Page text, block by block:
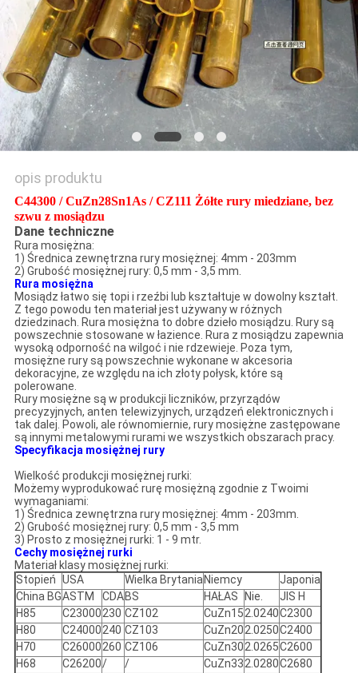
PRIVACY
POLICY
opis produktu
C44300 / CuZn28Sn1As / CZ111 Żółte rury miedziane, bez
szwu z mosiądzu
Dane techniczne
Rura mosiężna:
1) Średnica zewnętrzna rury mosiężnej: 4mm - 203mm
2) Grubość mosiężnej rury: 0,5 mm - 3,5 mm.
Rura mosiężna
Mosiądz łatwo się topi i rzeźbi lub kształtuje w dowolny kształt.
Z tego powodu ten materiał jest używany w różnych
dziedzinach. Rura mosiężna to dobre dzieło mosiądzu. Rury są
powszechnie stosowane w łazience. Rura z mosiądzu zapewnia
wysoką odporność na wilgoć i nie rdzewieje. Poza tym,
mosiężne rury są powszechnie wykonane w akcesoria
dekoracyjne, ze względu na ich złoty połysk, które są
polerowane.
Rury mosiężne są w produkcji liczników, przyrządów
precyzyjnych, anten telewizyjnych, urządzeń elektronicznych i
tak dalej. Powoli, ale równomiernie, rury mosiężne zastępowane
są innymi metalowymi rurami we wszystkich obszarach pracy.
Specyfikacja mosiężnej rury
Wielkość produkcji mosiężnej rurki:
Możemy wyprodukować rurę mosiężną zgodnie z Twoimi
wymaganiami:
1) Średnica zewnętrzna rury mosiężnej: 4mm - 203mm.
2) Grubość mosiężnej rury: 0,5 mm - 3,5 mm
3) Prosto z mosiężnej rurki: 1 - 9 mtr.
Cechy mosiężnej rurki
Materiał klasy mosiężnej rurki:
Stopień USA Wielka BrytaniaNiemcy
Japonia
China BGASTM CDABS HAŁAS Nie.
JIS H
H85
C23000230 CZ102 CuZn152.0240C2300
H80
C24000240 CZ103 CuZn202.0250C2400
H70
C26000260 CZ106 CuZn302.0265C2600
H68
C26200/ / CuZn332.0280C2680